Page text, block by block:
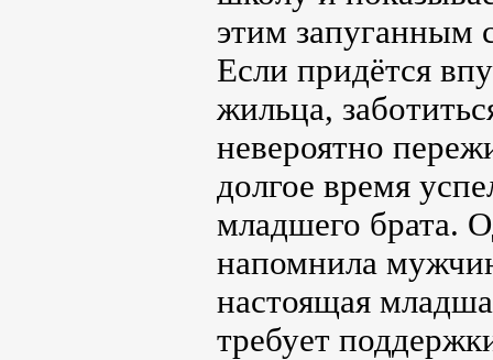
этим запуганным
Если придётся
жильца,
невероятно
долгое время
младшего брата.
напомнила
настоящая
требует